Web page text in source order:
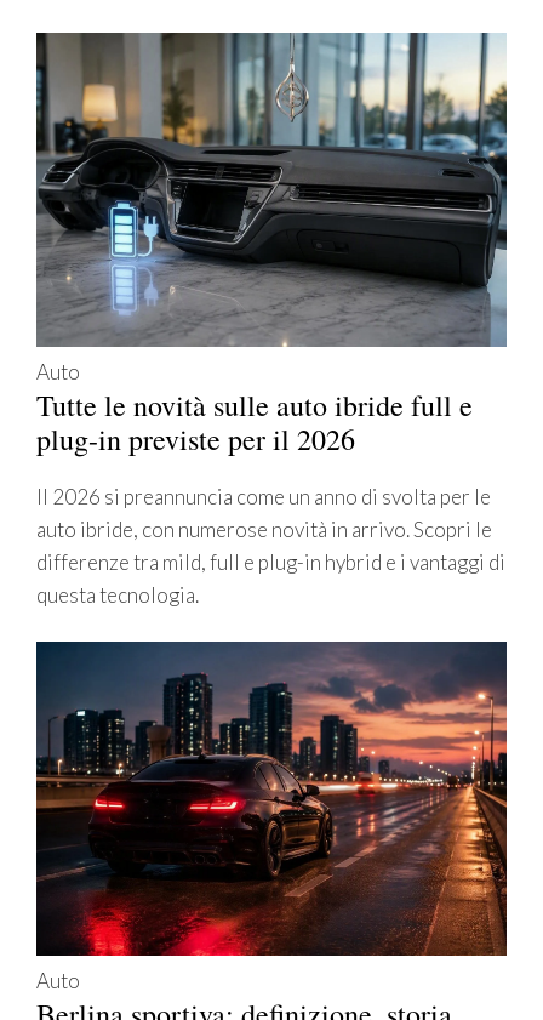
Auto
Tutte le novità sulle auto ibride full e
plug-in previste per il 2026
Il 2026 si preannuncia come un anno di svolta per le
auto ibride, con numerose novità in arrivo. Scopri le
differenze tra mild, full e plug-in hybrid e i vantaggi di
questa tecnologia.
Auto